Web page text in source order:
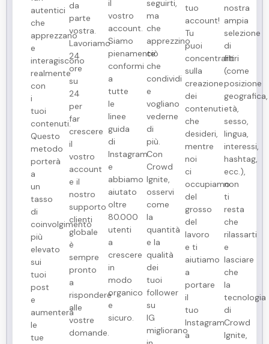
autentici
che
apprezzano
e
interagiscono
realmente
con
i
tuoi
contenuti.
Questo
metodo
porterà
a
un
tasso
di
coinvolgimento
più
elevato
sui
tuoi
post
e
aumenterà
le
tue
da
parte
vostra.
Lavoriamo
24
ore
su
24
per
far
crescere
il
vostro
account
e il
nostro
supporto
clienti
globale
è
sempre
pronto
a
rispondere
alle
vostre
domande.
il
vostro
account.
Siamo
pienamente
conformi
a
tutte
le
linee
guida
di
Instagram
e
abbiamo
aiutato
oltre
80.000
utenti
a
crescere
in
modo
organico
e
sicuro.
seguirti,
ma
che
apprezzino
ciò
che
condividi
e
vogliano
vederne
di
più.
Con
Crowd
Ignite,
osservi
come
la
quantità
e la
qualità
dei
tuoi
follower
su
IG
migliorano
tuo
account!
Tu
puoi
concentrarti
sulla
creazione
dei
contenuti
che
desideri,
mentre
noi
ci
occupiamo
del
grosso
del
lavoro
e ti
aiutiamo
a
portare
il
tuo
Instagram
a
nostra
ampia
selezione
di
filtri
(come
posizione
geografica,
età,
sesso,
lingua,
interessi,
hashtag,
ecc.),
non
ti
resta
che
rilassarti
e
lasciare
che
la
tecnologia
di
Crowd
Ignite,